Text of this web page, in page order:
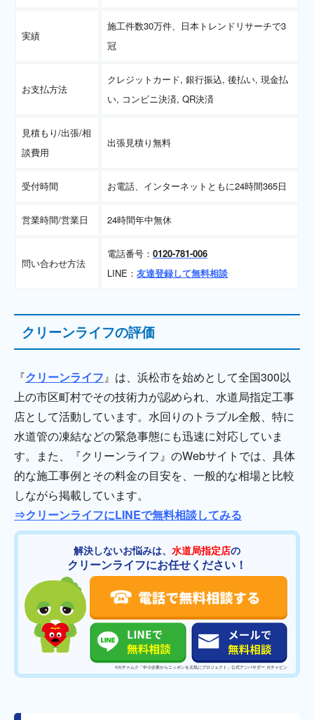
実績
施工件数30万件、日本トレンドリサーチで3
冠
お支払方法
クレジットカード, 銀行振込, 後払い, 現金払
い, コンビニ決済, QR決済
見積もり/出張/相
談費用
出張見積り無料
受付時間 お電話、インターネットともに24時間365日
営業時間/営業日 24時間年中無休
問い合わせ方法
電話番号： 0120-781-006
LINE： 友達登録して無料相談
クリーンライフの評価
『クリーンライフ』は、浜松市を始めとして全国300以
上の市区町村でその技術力が認められ、水道局指定工事
店として活動しています。水回りのトラブル全般、特に
水道管の凍結などの緊急事態にも迅速に対応していま
す。また、『クリーンライフ』のWebサイトでは、具体
的な施工事例とその料金の目安を、一般的な相場と比較
しながら掲載しています。
⇒クリーンライフにLINEで無料相談してみる
解決しないお悩みは、 水道局指定店の
クリーンライフにお任せください！
©️ガチャムク「中小企業からニッポンを元気にプロジェクト」公式アンバサダー ガチャピン